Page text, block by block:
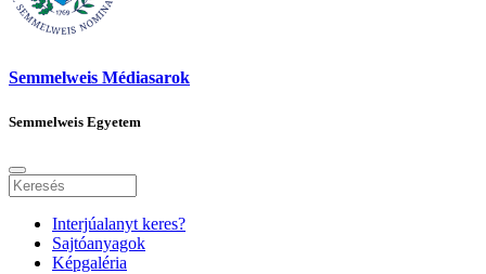
Semmelweis Médiasarok
Semmelweis Egyetem
Interjúalanyt keres?
Sajtóanyagok
Képgaléria